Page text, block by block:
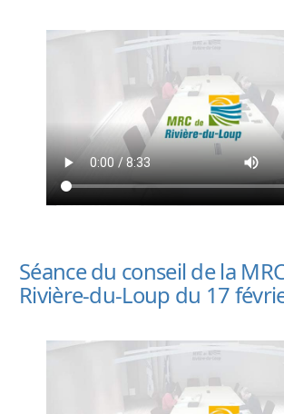
Séance du conseil de la
Rivière-du-Loup du 17